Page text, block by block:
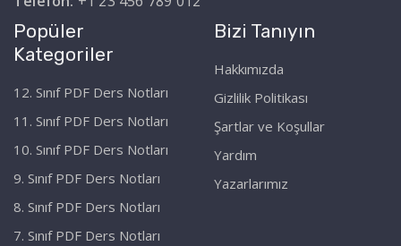
Popüler
Kategoriler
12. Sınıf PDF Ders Notları
11. Sınıf PDF Ders Notları
10. Sınıf PDF Ders Notları
9. Sınıf PDF Ders Notları
8. Sınıf PDF Ders Notları
7. Sınıf PDF Ders Notları
Bizi Tanıyın
Hakkımızda
Gizlilik Politikası
Şartlar ve Koşullar
Yardım
Yazarlarımız